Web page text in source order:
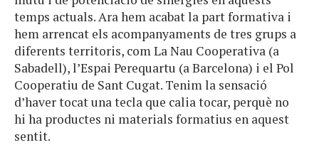
temps actuals. Ara hem acabat la part formativa i
hem arrencat els acompanyaments de tres grups a
diferents territoris, com La Nau Cooperativa (a
Sabadell), l’Espai Perequartu (a Barcelona) i el Pol
Cooperatiu de Sant Cugat. Tenim la sensació
d’haver tocat una tecla que calia tocar, perquè no
hi ha productes ni materials formatius en aquest
sentit.